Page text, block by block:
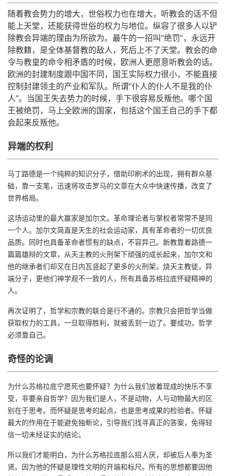
随着教会势力的增大，世俗权力也在增大，听教会的话不但
能上天堂，还能获得世俗的权力与地位。纵容了很多人以铲
除教会异端的理由为所欲为。最牛的一招叫“绝罚”，永远开
除教籍，是全体基督教的敌人，死后上不了天堂。教会的命
令与教皇的命令相矛盾的时候，欧洲人更愿意听教会的话。
欧洲的封建制度跟中国不同，国王实际权力很小，不能直接
控制封建领主的产业和军队。所谓“仆人的仆人不是我的仆
人”。当国王失去势力的时候，手下很容易反叛他。哪个国
王被绝罚，马上全欧洲的国家，包括这个国王自己的手下都
会起来反叛他。
异端的权利
马丁路德是一个纯粹的知识分子，借助印刷术的出现，拥有群众基
础，靠一支笔，迅速将攻击罗马的文章在大众中快速传播，改变了
世界格局。
这场运动里的最大赢家是加尔文。革命理论者与掌权者常常不是同
一个人。加尔文简直是天生的社会运动家，具有革命者的一切优良
品质。同时也具备革命者惯有的缺点，不容异己。新教靠着路德一
篇篇雄辩的文章，从天主教的火刑架下顽强的成长起来，加尔文和
他的继承者们却又在日内瓦竖起了更多的火刑架。烧天主教徒，异
端分子，更他们神学观不一致的人，所有具备苏格拉底怀疑精神的
人。
再次证明了，哲学和宗教的联合是行不通的。宗教只会把哲学当做
获取权力的工具，一旦取得胜利，就被丢到一边了。要成功，哲学
必须靠自己。
奇怪的论调
为什么苏格拉底宁愿死也要怀疑？为什么我们放着现成的快乐不享
受，非要亲自哲学？因为我们是人，不是动物，人与动物最大的区
别在于思考。而怀疑是思考的起点，也是思考成果的检验者。怀疑
最大的作用在于能避免独断论，引导我们找寻真正的答案，免得轻
信一切未经证实的结论。
所以我们才能明白，为什么苏格拉底那么招人厌，却被后人奉为圣
贤。因为他的怀疑是理性文明的开端和标尺。所有的思想都要因他